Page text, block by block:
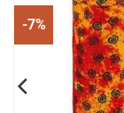
-7%